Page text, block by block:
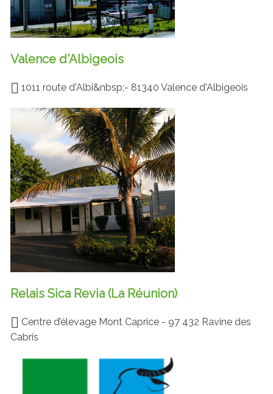
Valence d'Albigeois
1011 route d'Albi&nbsp;- 81340 Valence d'Albigeois
Relais Sica Revia (La Réunion)
Centre d’élevage Mont Caprice - 97 432 Ravine des
Cabris